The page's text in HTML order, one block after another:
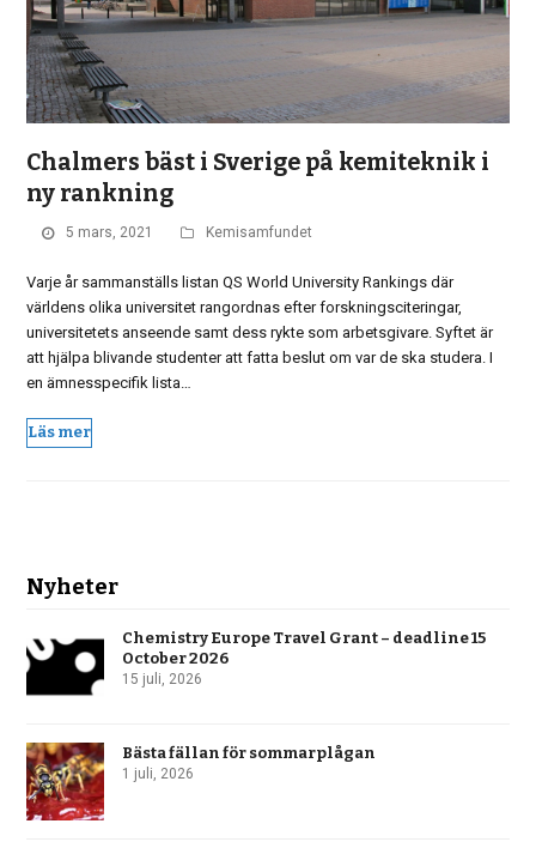
Chalmers bäst i Sverige på kemiteknik i
ny rankning
5 mars, 2021 Kemisamfundet
Varje år sammanställs listan QS World University Rankings där
världens olika universitet rangordnas efter forskningsciteringar,
universitetets anseende samt dess rykte som arbetsgivare. Syftet är
att hjälpa blivande studenter att fatta beslut om var de ska studera. I
en ämnesspecifik lista…
Läs mer
Nyheter
Chemistry Europe Travel Grant – deadline 15
October 2026
15 juli, 2026
Bästa fällan för sommarplågan
1 juli, 2026